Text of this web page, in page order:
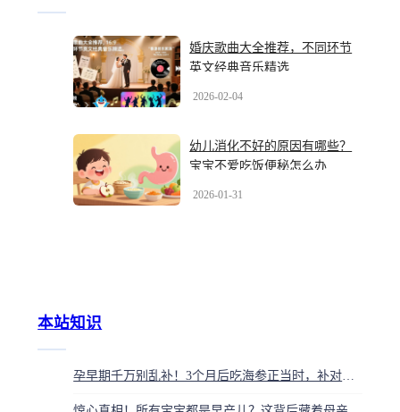
婚庆歌曲大全推荐，不同环节
英文经典音乐精选
2026-02-04
幼儿消化不好的原因有哪些？
宝宝不爱吃饭便秘怎么办
2026-01-31
本站知识
孕早期千万别乱补！3个月后吃海参正当时，补对时机营养翻倍